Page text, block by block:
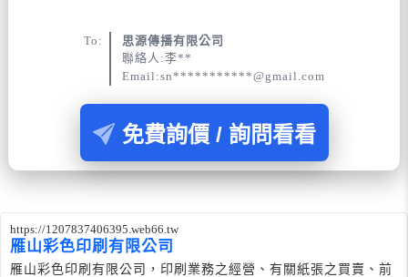
To:
思源傳播有限公司
聯絡人:李**
Email:sn***********@gmail.com
免費詢價 / 詢問看看
https://1207837406395.web66.tw
雁山彩色印刷有限公司
雁山彩色印刷有限公司，印刷業務之經營、有關紙張之買賣、前